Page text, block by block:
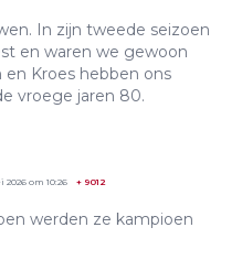
In zijn tweede seizoen
en waren we gewoon
Kroes hebben ons
vroege jaren 80.
2026 om 10:26 + 9012
werden ze kampioen